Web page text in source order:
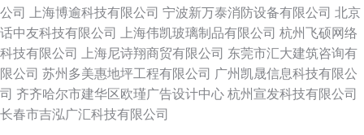
公司
上海博逾科技有限公司 宁波新万泰消防设备有限公司 北京
话中友科技有限公司
上海伟凯玻璃制品有限公司 杭州飞硕网络
科技有限公司
上海尼诗翔商贸有限公司 东莞市汇大建筑咨询有
限公司 苏州多美惠地坪工程有限公司 广州凯晟信息科技有限公
司 齐齐哈尔市建华区欧瑾广告设计中心 杭州宣发科技有限公司
长春市吉泓广汇科技有限公司